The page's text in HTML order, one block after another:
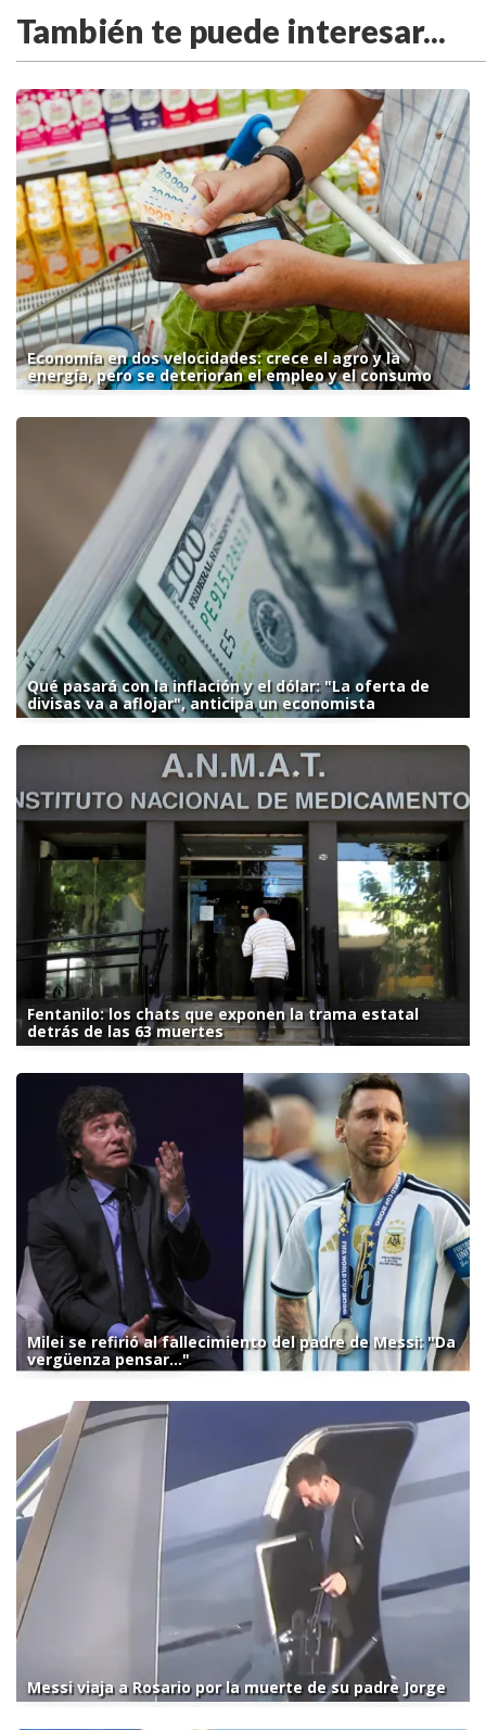
También te puede interesar...
Economía en dos velocidades: crece el agro y la
energía, pero se deterioran el empleo y el consumo
Qué pasará con la inflación y el dólar: "La oferta de
divisas va a aflojar", anticipa un economista
Fentanilo: los chats que exponen la trama estatal
detrás de las 63 muertes
Milei se refirió al fallecimiento del padre de Messi: "Da
vergüenza pensar..."
Messi viaja a Rosario por la muerte de su padre Jorge